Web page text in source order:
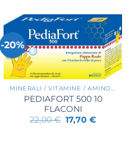
21,90 €.15,96 €.
-20%
MINERALI / VITAMINE / AMINOACIDI
PEDIAFORT 500 10
FLACONI
22,00€ Il
prezzo
17,70€Il